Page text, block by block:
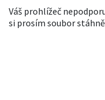
Váš prohlížeč
si prosím soubor